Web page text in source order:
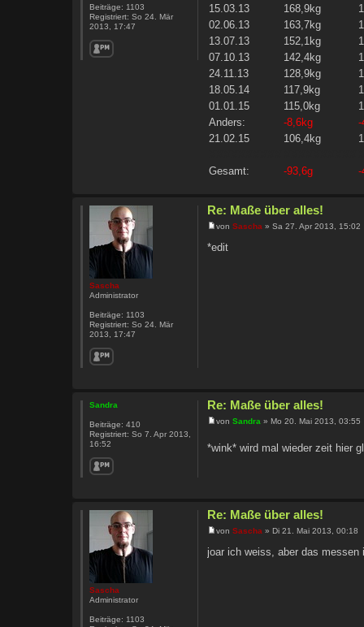
15.03.13
168,9kg
02.06.13
163,7kg
13.07.13
152,1kg
07.10.13
142,4kg
24.11.13
128,9kg
18.05.14
117,9kg
01.01.15
115,0kg
Anders:
-8,6kg
-
21.02.15
106,4kg
Gesamt:
-93,6g -
Beiträge: 1103
Registriert: So 24. Mär
2013, 17:47
Re: Maße über alles!
vonSascha » Sa 27. Apr 2013, 15:02
*edit
Sascha
Administrator
Beiträge: 1103
Registriert: So 24. Mär
2013, 17:47
Re: Maße über alles!
vonSandra » Mo 20. Mai 2013, 03:55
*wink* wird mal wieder zeit hier
Sandra
Beiträge: 410
Registriert: So 7. Apr 2013,
16:52
Re: Maße über alles!
vonSascha » Di 21. Mai 2013, 00:18
joar ich weiss, aber das
Sascha
Administrator
Beiträge: 1103